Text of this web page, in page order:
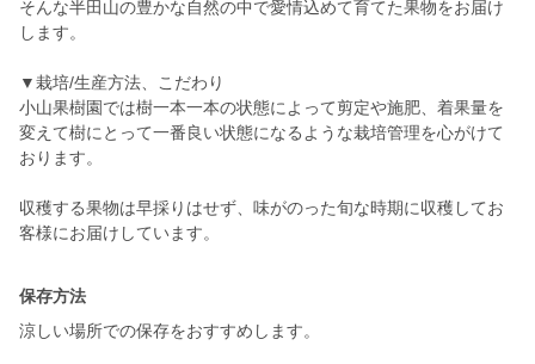
そんな半田山の豊かな自然の中で愛情込めて育てた果物をお届け
します。
▼栽培/生産方法、こだわり
小山果樹園では樹一本一本の状態によって剪定や施肥、着果量を
変えて樹にとって一番良い状態になるような栽培管理を心がけて
おります。
収穫する果物は早採りはせず、味がのった旬な時期に収穫してお
客様にお届けしています。
保存方法
涼しい場所での保存をおすすめします。